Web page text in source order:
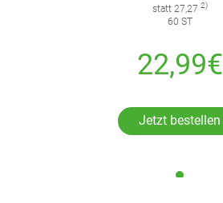
statt 27,27 2)
60 ST
22,99€
Jetzt bestellen